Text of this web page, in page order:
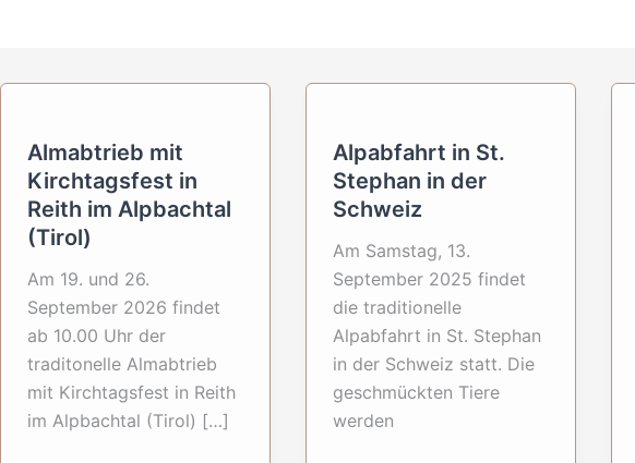
Almabtrieb mit
Kirchtagsfest in
Reith im Alpbachtal
(Tirol)
Am 19. und 26.
September 2026 findet
ab 10.00 Uhr der
traditonelle Almabtrieb
mit Kirchtagsfest in Reith
im Alpbachtal (Tirol) […]
Alpabfahrt in St.
Stephan in der
Schweiz
Am Samstag, 13.
September 2025 findet
die traditionelle
Alpabfahrt in St. Stephan
in der Schweiz statt. Die
geschmückten Tiere
werden